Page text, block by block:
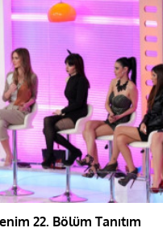
22. Bölüm Tanıtım